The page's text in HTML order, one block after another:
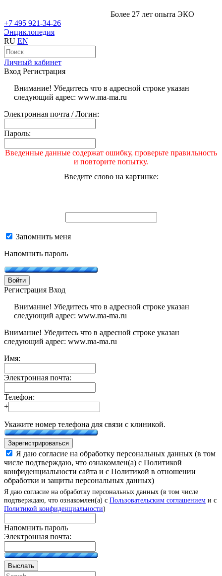
Более 27 лет опыта ЭКО
+7 495 921-34-26
Энциклопедия
RU EN
Личный кабинет
Вход Регистрация
Внимание! Убедитесь что в адресной строке указан
следующий адрес: www.ma-ma.ru
Электронная почта / Логин:
Пароль:
Введенные данные содержат ошибку, проверьте правильность
и повторите попытку.
Введите слово на картинке:
Запомнить меня
Напомнить пароль
Войти
Регистрация Вход
Внимание! Убедитесь что в адресной строке указан
следующий адрес: www.ma-ma.ru
Внимание! Убедитесь что в адресной строке указан
следующий адрес: www.ma-ma.ru
Имя:
Электронная почта:
Телефон:
+
Укажите номер телефона для связи с клиникой.
Зарегистрироваться
Я даю согласие на обработку персональных данных (в том
числе подтверждаю, что ознакомлен(а) с Политикой
конфиденциальности сайта и с Политикой в отношении
обработки и защиты персональных данных)
Я даю согласие на обработку персональных данных (в том числе
подтверждаю, что ознакомлен(а) с Пользовательским соглашением и с
Политикой конфиденциальности)
Напомнить пароль
Электронная почта:
Выслать